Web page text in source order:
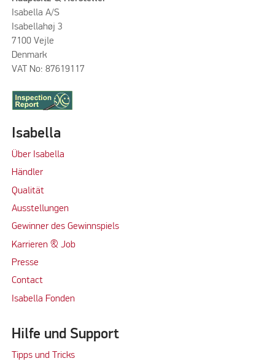
Isabella A/S
Isabellahøj 3
7100 Vejle
Denmark
VAT No: 87619117
Isabella
Über Isabella
Händler
Qualität
Ausstellungen
Gewinner des Gewinnspiels
Karrieren & Job
Presse
Contact
Isabella Fonden
Hilfe und Support
Tipps und Tricks